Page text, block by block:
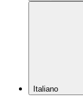
Italiano